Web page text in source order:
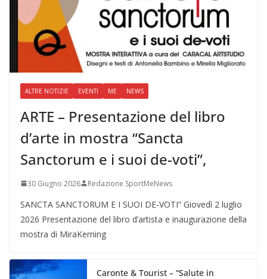
ALTRE NOTIZIE EVENTI ME NEWS
ARTE – Presentazione del libro
d’arte in mostra “Sancta
Sanctorum e i suoi de-voti”,
30 Giugno 2026 Redazione SportMeNews
SANCTA SANCTORUM E I SUOI DE-VOTI” Giovedì 2 luglio
2026 Presentazione del libro d’artista e inaugurazione della
mostra di MiraKerning
Caronte & Tourist – “Salute in